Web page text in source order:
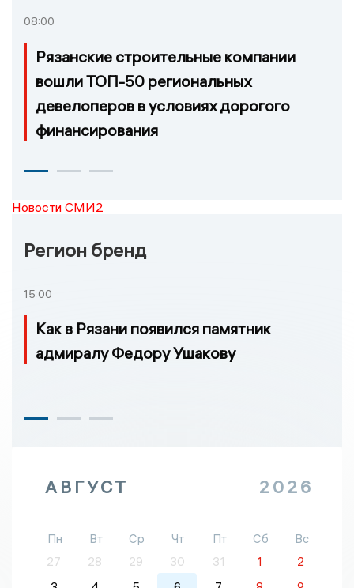
08:00
Рязанские строительные компании
вошли ТОП-50 региональных
девелоперов в условиях дорогого
финансирования
Новости СМИ2
Регион бренд
15:00
Как в Рязани появился памятник
адмиралу Федору Ушакову
АВГУСТ 2026
Пн Вт Ср Чт Пт Сб
Вс
27
28 29 30 31 1
2